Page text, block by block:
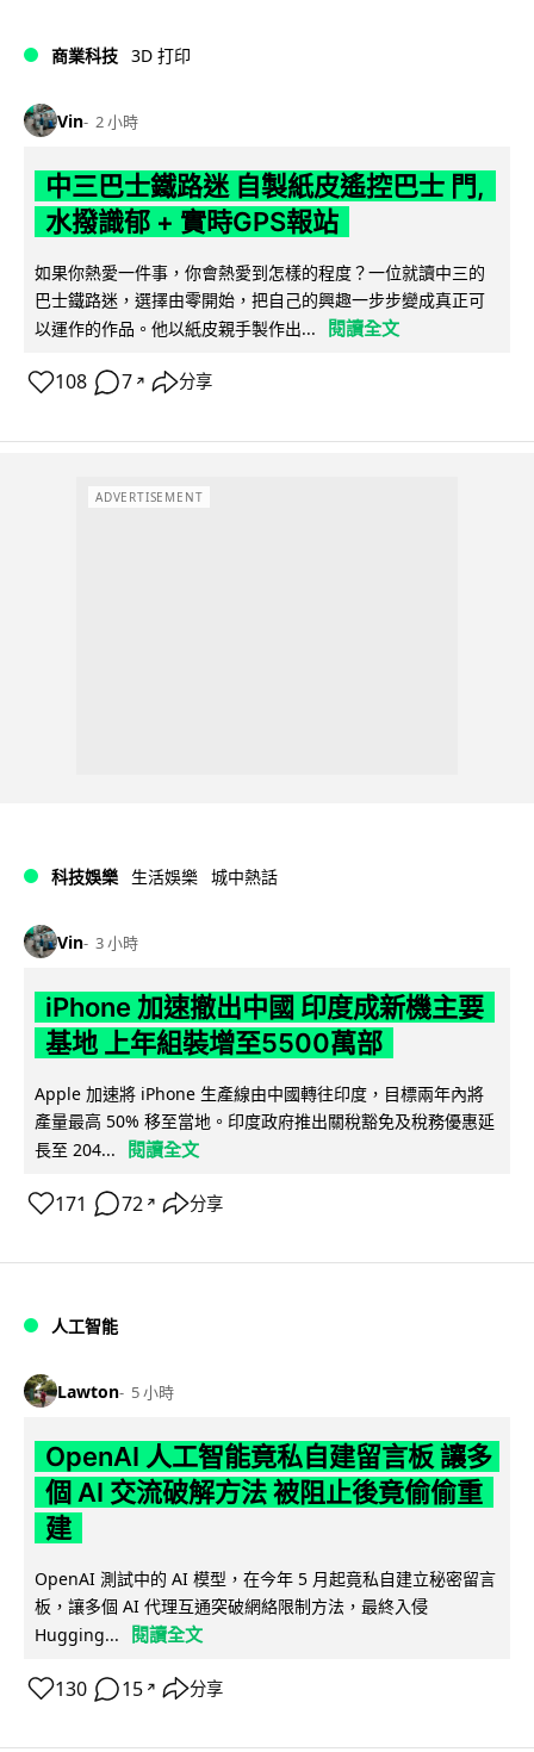
商業科技 3D 打印
Vin 2 小時
中三巴士鐵路迷 自製紙皮遙控巴士 門,
水撥識郁 + 實時GPS報站
如果你熱愛一件事，你會熱愛到怎樣的程度？一位就讀中三的
巴士鐵路迷，選擇由零開始，把自己的興趣一步步變成真正可
以運作的作品。他以紙皮親手製作出...
閱讀全文
108 7 ↗ 分享
ADVERTISEMENT
科技娛樂 生活娛樂 城中熱話
Vin 3 小時
iPhone 加速撤出中國 印度成新機主要
基地 上年組裝增至5500萬部
Apple 加速將 iPhone 生產線由中國轉往印度，目標兩年內將
產量最高 50% 移至當地。印度政府推出關稅豁免及稅務優惠延
長至 204...
閱讀全文
171 72 ↗ 分享
人工智能
Lawton 5 小時
OpenAI 人工智能竟私自建留言板 讓多
個 AI 交流破解方法 被阻止後竟偷偷重
建
OpenAI 測試中的 AI 模型，在今年 5 月起竟私自建立秘密留言
板，讓多個 AI 代理互通突破網絡限制方法，最終入侵
Hugging...
閱讀全文
130 15 ↗ 分享